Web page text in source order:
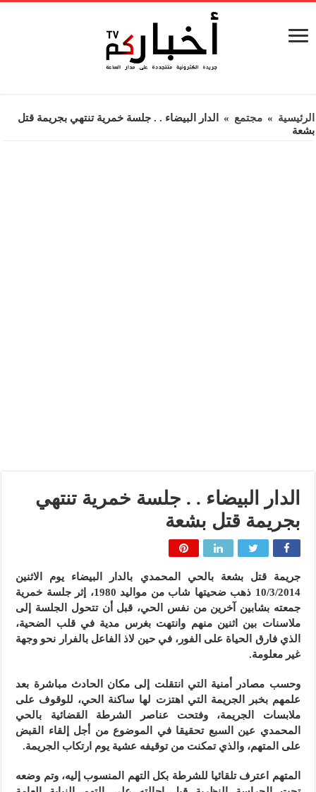
الرئيسية » مجتمع »
الدار البيضاء . . جلسة خمرية تنتهي بجريمة قتل
بشعة
الدار البيضاء . . جلسة خمرية تنتهي
بجريمة قتل بشعة
جريمة قتل بشعة بالحي المحمدي بالدار البيضاء يوم الاثنين
10/3/2014 ذهب ضحيتها شاب من مواليد 1980، إثر جلسة خمرية
جمعته بشابين آخرين من نفس الحي، قبل أن تتحول الجلسة إلى
ملاسنات بين اثنين منهم وانتهت بغرس مدية في قلب الضحية،
الذي فارق الحياة على الفور، في حين لاذ الفاعل بالفرار نحو وجهة
غير معلومة.
وحسب مصادر أمنية التي انتقلت إلى مكان الحادث مباشرة بعد
علمهم بخبر الجريمة التي اهتزت لها ساكنة الحي، للوقوف على
ملابسات الجريمة، وفتحت عناصر الشرطة القضائية بالحي
المحمدي عين السبع تحقيقا في الموضوع من أجل إلقاء القبض
على المتهم، والذي تمكنت من توقيفه عشية يوم ارتكاب الجريمة.
المتهم اعترف تلقائيا للشرطة بكل التهم المنسوب إليه، وتم وضعه